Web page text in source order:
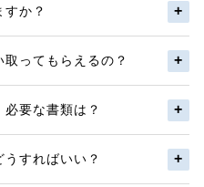
か？
ってもらえるの？
要な書類は？
すればいい？